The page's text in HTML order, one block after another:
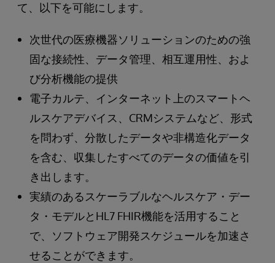
て、以下を可能にします。
次世代の医療機器ソリューションのための強
固な接続性、データ管理、相互運用性、およ
び分析機能の提供
電子カルテ、インターネット上のスマートヘ
ルスケアデバイス、CRMシステムなど、形式
を問わず、分散したデータや非構造化データ
を含む、収集したすべてのデータの価値を引
き出します。
実績のあるスケーラブルなヘルスケア・デー
タ・モデルとHL7 FHIR機能を活用すること
で、ソフトウェア開発スケジュールを加速さ
せることができます。